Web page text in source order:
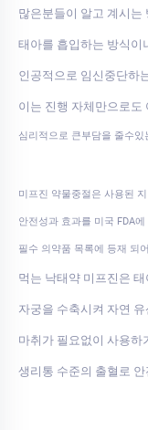
많은분들이 알고 계시는
태아를 흡입하는 방식이
인공적으로 임신중단하
이는 진행 자체만으로도
심리적으로 큰부담을 줄수있
미프진 약물중절은 사용된
안전성과 효과를 미국 FDA
필수 의약품 목록에 등재 되
먹는 낙태약 미프진은
자궁을 수축시켜 자연
마취가 필요없이 사용하
생리통 수준의 출혈로